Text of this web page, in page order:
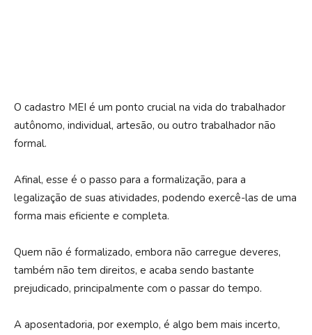
O cadastro MEI é um ponto crucial na vida do trabalhador
autônomo, individual, artesão, ou outro trabalhador não
formal.
Afinal, esse é o passo para a formalização, para a
legalização de suas atividades, podendo exercê-las de uma
forma mais eficiente e completa.
Quem não é formalizado, embora não carregue deveres,
também não tem direitos, e acaba sendo bastante
prejudicado, principalmente com o passar do tempo.
A aposentadoria, por exemplo, é algo bem mais incerto,